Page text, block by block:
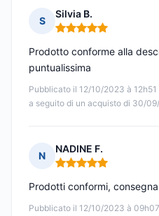
S
Silvia B.
Nota: 5 su 5
Pubblicato il 12/10/2023 à 12h51
a seguito di un acquisto di 30/
Prodotto conforme alla
puntualissima
N
NADINE F.
Nota: 5 su 5
Pubblicato il 12/10/2023 à 09h07
Prodotti conformi,